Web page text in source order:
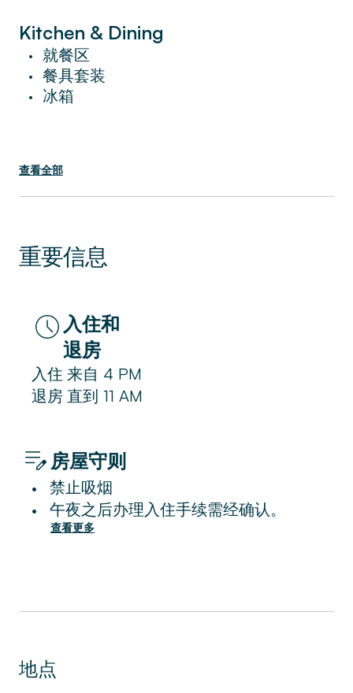
位於胡安米羅公園正對面，您可以充分沉浸在
當地的自然和文化中。 這座寬敞的公園以其
令人愉悅的漫步和非凡的雕塑而聞名。 此
外，您還會發現許多當地餐廳和咖啡館。
高級設施包括免費無線網路、有線電視、高級
這間高檔度假公寓是遊覽當地景點一整天後放
Kitchen & Dining
• 就餐区
• 餐具套装
• 冰箱
查看全部
重要信息
入住和
退房
入住 来自 4 PM
退房 直到 11 AM
房屋守则
•
禁止吸烟
•
午夜之后办理入住手续需经确认。
查看更多
地点